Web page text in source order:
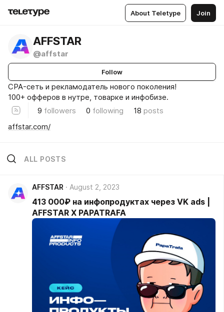
About Teletype Join
AFFSTAR
@affstar
Follow
CPA-сеть и рекламодатель нового поколения!
100+ офферов в нутре, товарке и инфобизе.
9 followers 0 following 18 posts
affstar.com/
ALL POSTS
AFFSTAR August 2, 2023
413 000₽ на инфопродуктах через VK ads |
AFFSTAR X PAPATRAFA